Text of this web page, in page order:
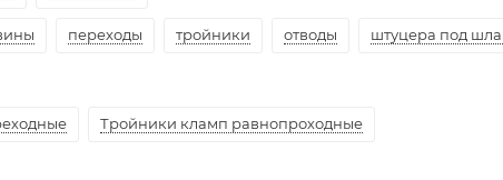
переходы тройники отводы штуцера под
Тройники кламп равнопроходные